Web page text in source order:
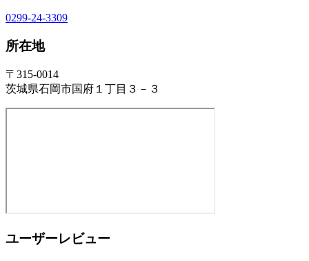
0299-24-3309
所在地
〒315-0014
茨城県石岡市国府１丁目３－３
ユーザーレビュー